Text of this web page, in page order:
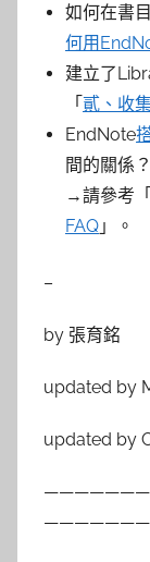
如何在書
何用
建立了
「貳、收
EndNote
間的關係？
→請參考「
FAQ 」。
–
by 張育銘
updated by
updated by